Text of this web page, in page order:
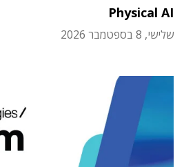
Physical AI
שלישי, 8 בספטמבר 2026